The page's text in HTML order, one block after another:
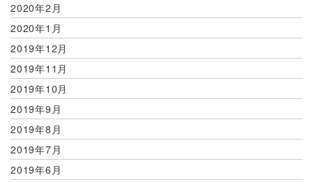
2020年2月
2020年1月
2019年12月
2019年11月
2019年10月
2019年9月
2019年8月
2019年7月
2019年6月